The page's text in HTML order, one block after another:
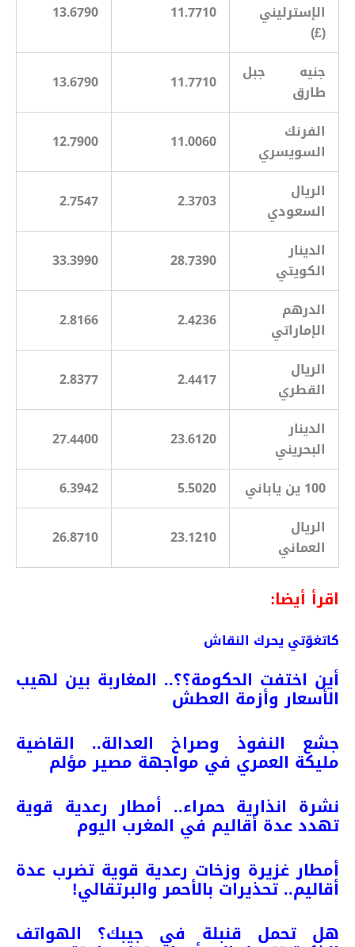
الإسترليني
(£)
11.7710
13.6790
جنيه جبل
طارق
11.7710
13.6790
الفرنك
السويسري
11.0060
12.7900
الريال
السعودي
2.3703
2.7547
الدينار
الكويتي
28.7390
33.3990
الدرهم
الإماراتي
2.4236
2.8166
الريال
القطري
2.4417
2.8377
الدينار
البحريني
23.6120
27.4400
100 ين ياباني
5.5020
6.3942
الريال
العماني
23.1210
26.8710
اقرأ أيضا:
كاتغوّتي يحرك النقاش
أين اختفت الحكومة؟؟.. المغاربة بين لهيب
الأسعار وأزمة العطش
جشع النفوذ وصراخ العدالة.. القاضية
مليكة العمري في مواجهة مصير مؤلم
نشرة انذارية حمراء.. أمطار رعدية قوية
تهدد عدة أقاليم في المغرب اليوم
أمطار غزيرة وزخات رعدية قوية تضرب عدة
أقاليم.. تحذيرات بالأحمر والبرتقالي!
هل تحمل قنبلة في جيبك؟ الهواتف